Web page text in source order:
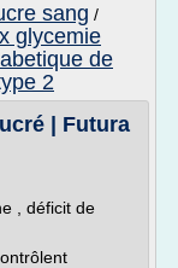
sang /
glycemie
de
2
| Futura
, déficit de